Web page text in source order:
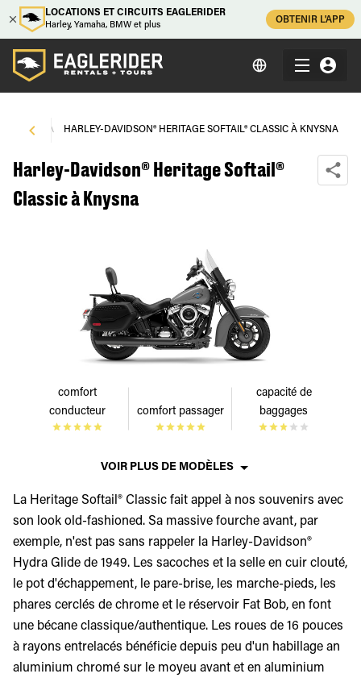
LOCATIONS ET CIRCUITS EAGLERIDER
Harley, Yamaha, BMW et plus
OBTENIR L'APP
KNYSNA \ HARLEY-DAVIDSON® HERITAGE SOFTAIL® CLASSIC À KNYSNA
Harley-Davidson® Heritage Softail®
Classic à Knysna
comfort
conducteur
comfort passager
capacité de
baggages
VOIR PLUS DE MODÈLES
La Heritage Softail® Classic fait appel à nos souvenirs avec
son look old-fashioned. Sa massive fourche avant, par
exemple, n'est pas sans rappeler la Harley-Davidson®
Hydra Glide de 1949. Les sacoches et la selle en cuir clouté,
le pot d'échappement, le pare-brise, les marche-pieds, les
phares cerclés de chrome et le réservoir Fat Bob, en font
une bécane classique/authentique. Les roues de 16 pouces
à rayons entrelacés bénéficie depuis peu d'un habillage an
aluminium chromé sur le moyeu avant et en aluminium